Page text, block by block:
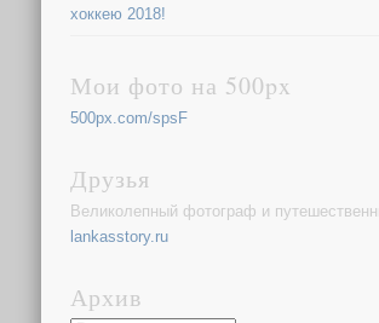
хоккею 2018!
Мои фото на 500px
500px.com/spsF
Друзья
Великолепный фотограф и
lankasstory.ru
Архив